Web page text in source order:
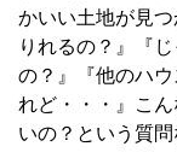
かいい土地が見
りれるの？』『
の？』『他のハ
れど・・・』こ
いの？という質